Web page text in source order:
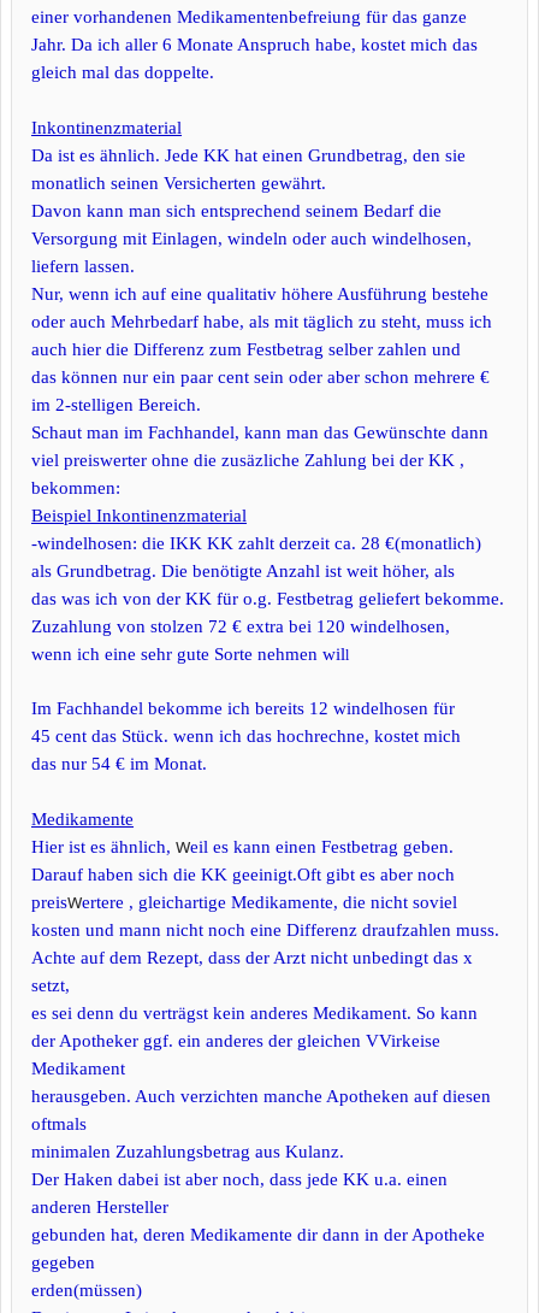
einer vorhandenen Medikamentenbefreiung für das ganze
Jahr. Da ich aller 6 Monate Anspruch habe, kostet mich das
gleich mal das doppelte.
Inkontinenzmaterial
Da ist es ähnlich. Jede KK hat einen Grundbetrag, den sie
monatlich seinen Versicherten gewährt.
Davon kann man sich entsprechend seinem Bedarf die
Versorgung mit Einlagen, windeln oder auch windelhosen,
liefern lassen.
Nur, wenn ich auf eine qualitativ höhere Ausführung bestehe
oder auch Mehrbedarf habe, als mit täglich zu steht, muss ich
auch hier die Differenz zum Festbetrag selber zahlen und
das können nur ein paar cent sein oder aber schon mehrere €
im 2-stelligen Bereich.
Schaut man im Fachhandel, kann man das Gewünschte dann
viel preiswerter ohne die zusäzliche Zahlung bei der KK ,
bekommen:
Beispiel Inkontinenzmaterial
-windelhosen: die IKK KK zahlt derzeit ca. 28 €(monatlich)
als Grundbetrag. Die benötigte Anzahl ist weit höher, als
das was ich von der KK für o.g. Festbetrag geliefert bekomme.
Zuzahlung von stolzen 72 € extra bei 120 windelhosen,
wenn ich eine sehr gute Sorte nehmen will
Im Fachhandel bekomme ich bereits 12 windelhosen für
45 cent das Stück. wenn ich das hochrechne, kostet mich
das nur 54 € im Monat.
Medikamente
Hier ist es ähnlich, weil es kann einen Festbetrag geben.
Darauf haben sich die KK geeinigt.Oft gibt es aber noch
preiswertere , gleichartige Medikamente, die nicht soviel
kosten und mann nicht noch eine Differenz draufzahlen muss.
Achte auf dem Rezept, dass der Arzt nicht unbedingt das x
setzt,
es sei denn du verträgst kein anderes Medikament. So kann
der Apotheker ggf. ein anderes der gleichen VVirkeise
Medikament
herausgeben. Auch verzichten manche Apotheken auf diesen
oftmals
minimalen Zuzahlungsbetrag aus Kulanz.
Der Haken dabei ist aber noch, dass jede KK u.a. einen
anderen Hersteller
gebunden hat, deren Medikamente dir dann in der Apotheke
gegeben
erden(müssen)